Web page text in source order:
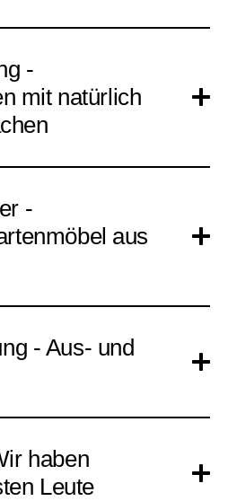
-
mit natürlich
-
aus
- Aus- und
haben
Leute